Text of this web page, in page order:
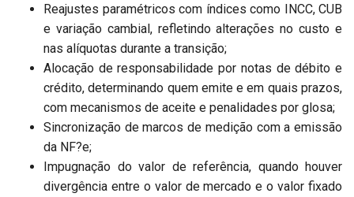
Reajustes paramétricos com índices como INCC, CUB
e variação cambial, refletindo alterações no custo e
nas alíquotas durante a transição;
Alocação de responsabilidade por notas de débito e
crédito, determinando quem emite e em quais prazos,
com mecanismos de aceite e penalidades por glosa;
Sincronização de marcos de medição com a emissão
da NF?e;
Impugnação do valor de referência, quando houver
divergência entre o valor de mercado e o valor fixado